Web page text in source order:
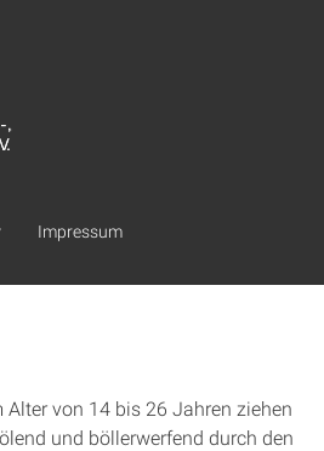
Impressum
von 14 bis 26 Jahren ziehen
und böllerwerfend durch den